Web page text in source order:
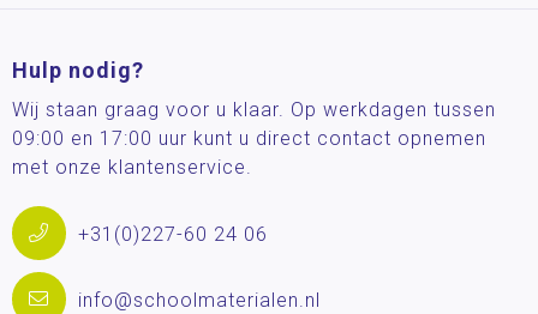
Hulp nodig?
Wij staan graag voor u klaar. Op werkdagen tussen
09:00 en 17:00 uur kunt u direct contact opnemen
met onze klantenservice.
+31(0)227-60 24 06
info@schoolmaterialen.nl